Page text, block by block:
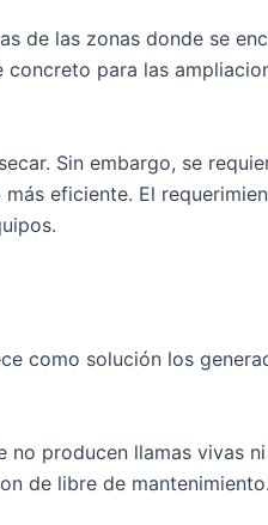
de las zonas donde se
para las
Sin embargo, se
eficiente. El
como solución los
producen llamas vivas
de libre de mantenimiento.